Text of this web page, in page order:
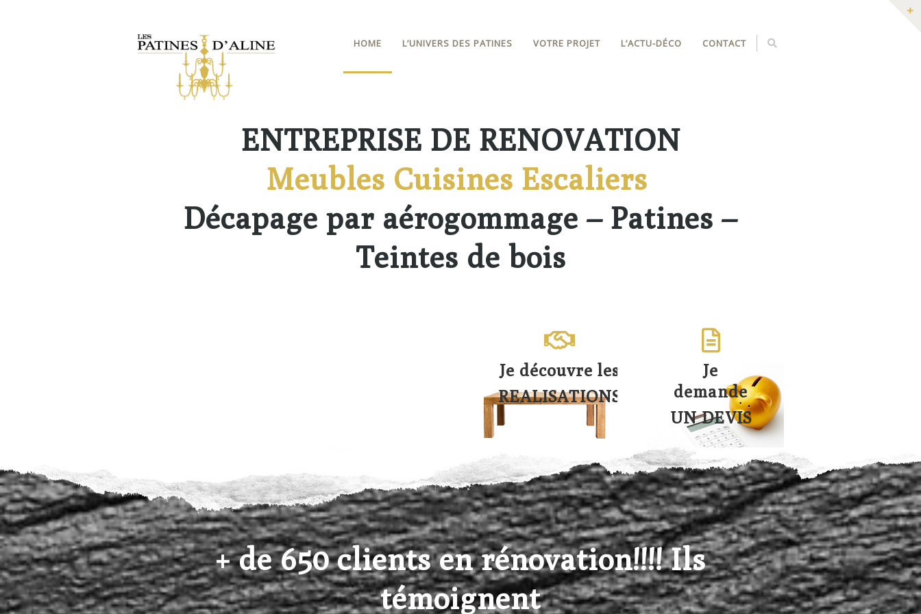
HOME L’UNIVERS DES PATINES VOTRE PROJET L’ACTU-DÉCO CONTACT
ENTREPRISE DE RENOVATION
Meubles Cuisines Escaliers
Décapage par aérogommage – Patines –
Teintes de bois
Je découvre les
REALISATIONS
Je
demande
UN DEVIS
+ de 650 clients en rénovation!!!! Ils
témoignent